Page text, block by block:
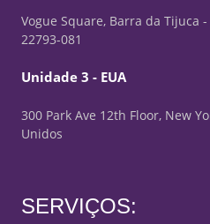
Vogue Square, Barra da Tijuca -
22793-081
Unidade 3 - EUA
300 Park Ave 12th Floor, New
Unidos
SERVIÇOS: